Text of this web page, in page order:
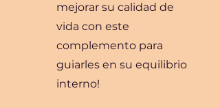
mejorar su calidad de
vida con este
complemento para
guiarles en su equilibrio
interno!